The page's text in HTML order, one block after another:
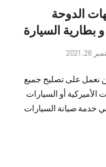
الدوحة
2021
تعليقات
نعمل على تصليح جميع
الأميركية أو السيارات
في خدمة صيانة السيارات